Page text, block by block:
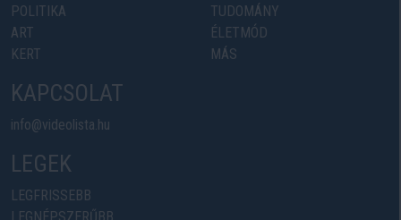
POLITIKA
ART
KERT
TUDOMÁNY
ÉLETMÓD
MÁS
KAPCSOLAT
info@videolista.hu
LEGEK
LEGFRISSEBB